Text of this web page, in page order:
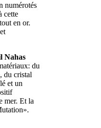
numérotés
cette
en or.
Nahas
du
du cristal
et un
mer. Et la